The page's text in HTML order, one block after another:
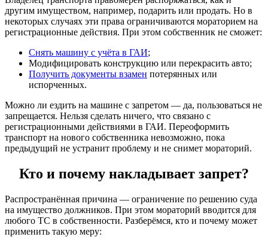
другим имуществом, например, подарить или продать. Но в
некоторых случаях эти права ограничиваются мораторием на
регистрационные действия. При этом собственник не сможет:
Снять машину с учёта в ГАИ;
Модифицировать конструкцию или перекрасить авто;
Получить документы взамен потерянных или
испорченных.
Можно ли ездить на машине с запретом — да, пользоваться не
запрещается. Нельзя сделать ничего, что связано с
регистрационными действиями в ГАИ. Переоформить
транспорт на нового собственника невозможно, пока
предыдущий не устранит проблему и не снимет мораторий.
Кто и почему накладывает запрет?
Распространённая причина — ограничение по решению суда
на имущество должников. При этом мораторий вводится для
любого ТС в собственности. Разберёмся, кто и почему может
применить такую меру: